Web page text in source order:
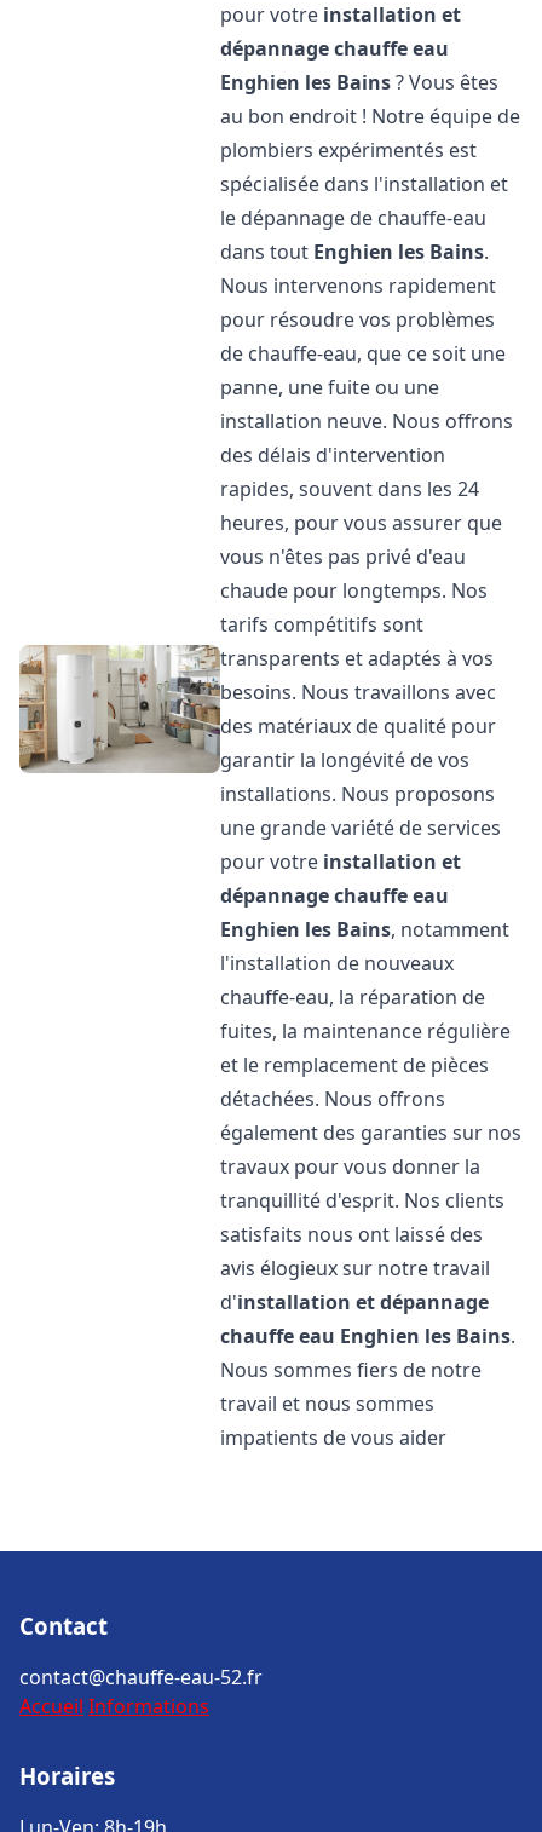
pour votre installation et
dépannage chauffe eau
Enghien les Bains? Vous êtes
au bon endroit ! Notre équipe de
plombiers expérimentés est
spécialisée dans l'installation et
le dépannage de chauffe-eau
dans tout Enghien les Bains.
Nous intervenons rapidement
pour résoudre vos problèmes
de chauffe-eau, que ce soit une
panne, une fuite ou une
installation neuve. Nous offrons
des délais d'intervention
rapides, souvent dans les 24
heures, pour vous assurer que
vous n'êtes pas privé d'eau
chaude pour longtemps. Nos
tarifs compétitifs sont
transparents et adaptés à vos
besoins. Nous travaillons avec
des matériaux de qualité pour
garantir la longévité de vos
installations. Nous proposons
une grande variété de services
pour votre installation et
dépannage chauffe eau
Enghien les Bains, notamment
l'installation de nouveaux
chauffe-eau, la réparation de
fuites, la maintenance régulière
et le remplacement de pièces
détachées. Nous offrons
également des garanties sur nos
travaux pour vous donner la
tranquillité d'esprit. Nos clients
satisfaits nous ont laissé des
avis élogieux sur notre travail
d'installation et dépannage
chauffe eau Enghien les Bains.
Nous sommes fiers de notre
travail et nous sommes
impatients de vous aider
Contact
contact@chauffe-eau-52.fr
Accueil Informations
Horaires